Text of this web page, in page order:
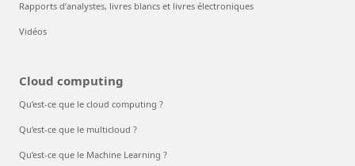
Rapports d’analystes, livres blancs et livres électroniques
Vidéos
Cloud computing
Qu’est-ce que le cloud computing ?
Qu’est-ce que le multicloud ?
Qu’est-ce que le Machine Learning ?